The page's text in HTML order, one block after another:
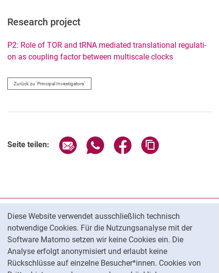
Diese Website verwendet ausschließlich technisch
notwendige Cookies. Für die Nutzungsanalyse mit der
Software Matomo setzen wir keine Cookies ein. Die
Analyse erfolgt anonymisiert und erlaubt keine
Rückschlüsse auf einzelne Besucher*innen. Cookies von
Research project
P2: Ro­le of TOR and tRNA me­dia­ted trans­la­tio­nal re­gu­la­ti­
on as cou­pling fac­tor bet­ween mul­tis­ca­le clocks
Zurück zu 'Principal Investigators'
Seite teilen: Seite über E-Mail teilen
Seite über WhatsApp teilen
Seite über Facebook
Datenschutz
Barrierefreiheit
Transparenter KI-Einsatz
Impressum
Cookie-Einstellungen